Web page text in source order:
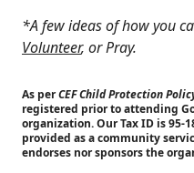
*A few ideas of how you
Volunteer, orPray.
As perCEF Child Protection
registered prior to attending
organization. Our Tax ID is 95-
provided as a community
endorses nor sponsors the